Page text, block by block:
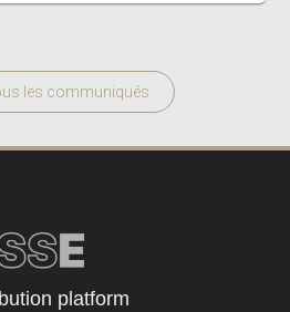
les communiqués
platform